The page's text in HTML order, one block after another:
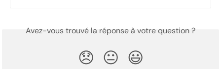
Avez-vous trouvé la réponse à votre question ?
😞 😐 😃